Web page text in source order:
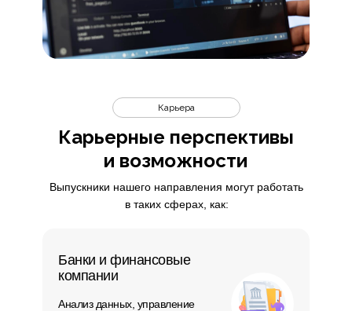
Карьерные перспективы
и возможности
Карьера
Выпускники нашего направления могут работать
в таких сферах, как:
Банки и финансовые
компании
Анализ данных, управление